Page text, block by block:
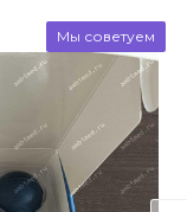
Мы советуем